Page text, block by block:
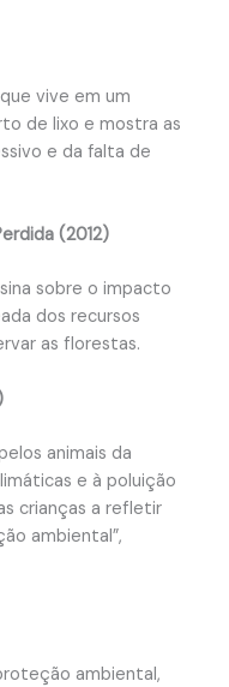
vive em um
de lixo e mostra as
e da falta de
(2012)
sobre o impacto
dos recursos
as florestas.
animais da
e à poluição
crianças a refletir
ambiental”,
ambiental,